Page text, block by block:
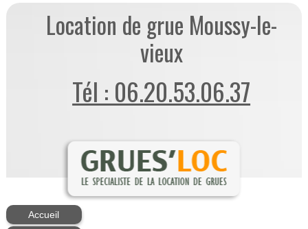
Location de grue Moussy-le-
vieux
Tél : 06.20.53.06.37
Accueil